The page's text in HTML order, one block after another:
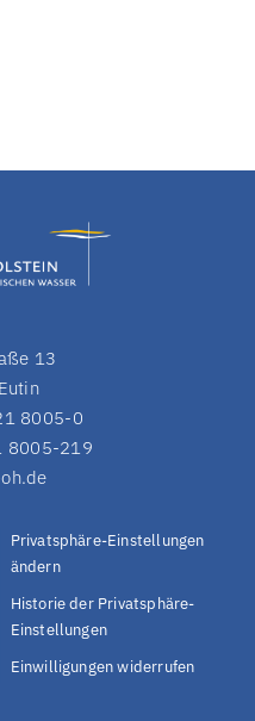
13
8005-0
8005-219
Privatsphäre-Einstellungen
ändern
Historie der Privatsphäre-
Einstellungen
Einwilligungen widerrufen